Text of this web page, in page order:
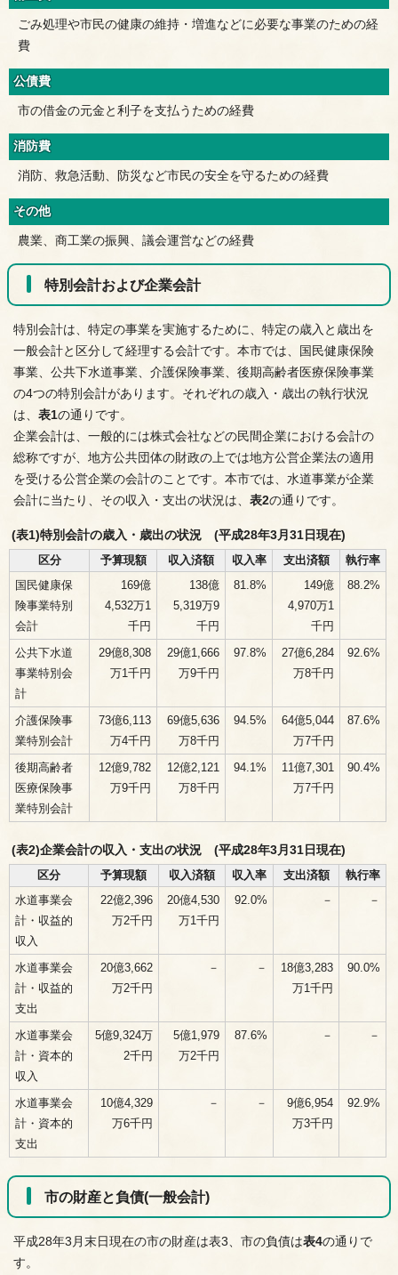
ごみ処理や市民の健康の維持・増進などに必要な事業のための経
費
公債費
市の借金の元金と利子を支払うための経費
消防費
消防、救急活動、防災など市民の安全を守るための経費
その他
農業、商工業の振興、議会運営などの経費
特別会計および企業会計
特別会計は、特定の事業を実施するために、特定の歳入と歳出を
一般会計と区分して経理する会計です。本市では、国民健康保険
事業、公共下水道事業、介護保険事業、後期高齢者医療保険事業
の4つの特別会計があります。それぞれの歳入・歳出の執行状況
は、 表1の通りです。
企業会計は、一般的には株式会社などの民間企業における会計の
総称ですが、地方公共団体の財政の上では地方公営企業法の適用
を受ける公営企業の会計のことです。本市では、水道事業が企業
会計に当たり、その収入・支出の状況は、 表2の通りです。
(表1)特別会計の歳入・歳出の状況 (平成28年3月31日現在)
区分
予算現額 収入済額 収入率 支出済額
執行率
国民健康保
険事業特別
会計
169億
4,532万1
千円
138億
5,319万9
千円
81.8%
149億
4,970万1
千円
88.2%
公共下水道
事業特別会
計
29億8,308
万1千円
29億1,666
万9千円
97.8%
27億6,284
万8千円
92.6%
介護保険事
業特別会計
73億6,113
万4千円
69億5,636
万8千円
94.5%
64億5,044
万7千円
87.6%
後期高齢者
医療保険事
業特別会計
12億9,782
万9千円
12億2,121
万8千円
94.1%
11億7,301
万7千円
90.4%
(表2)企業会計の収入・支出の状況 (平成28年3月31日現在)
区分
予算現額 収入済額 収入率 支出済額
執行率
水道事業会
計・収益的
収入
22億2,396
万2千円
20億4,530
万1千円
92.0% － －
水道事業会
計・収益的
支出
20億3,662
万2千円
－ －
18億3,283
万1千円
90.0%
水道事業会
計・資本的
収入
5億9,324万
2千円
5億1,979
万2千円
87.6% － －
水道事業会
計・資本的
支出
10億4,329
万6千円
－ －
9億6,954
万3千円
92.9%
市の財産と負債(一般会計)
平成28年3月末日現在の市の財産は表3、市の負債は表4の通りで
す。